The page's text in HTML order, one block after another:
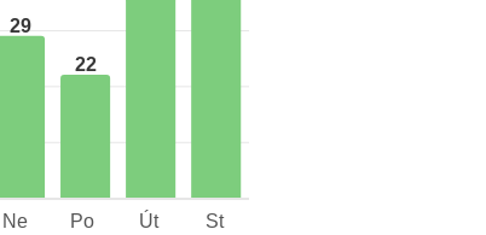
29
22
Ne Po Út St